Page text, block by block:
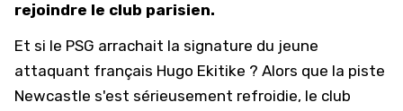
rejoindre le club parisien.
Et si le PSG arrachait la signature du jeune
attaquant français Hugo Ekitike ? Alors que la piste
Newcastle s'est sérieusement refroidie, le club